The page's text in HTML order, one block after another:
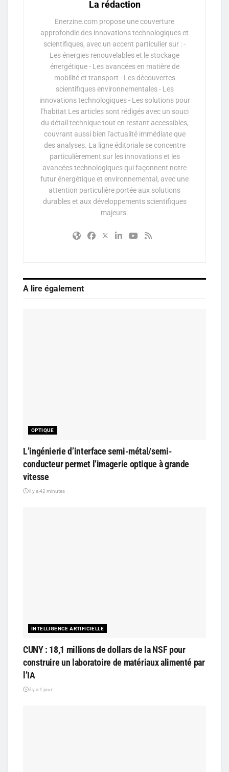
La rédaction
Enerzine.com propose une couverture
approfondie des innovations technologiques et
scientifiques, avec un accent particulier sur : -
Les énergies renouvelables et le stockage
énergétique - Les avancées en matière de
mobilité et transport - Les découvertes
scientifiques environnementales - Les
innovations technologiques - Les solutions pour
l'habitat Les articles sont rédigés avec un souci
du détail technique tout en restant accessibles,
couvrant aussi bien l'actualité immédiate que
des analyses. La ligne éditoriale se concentre
particulièrement sur les innovations et les
avancées technologiques qui façonnent notre
futur énergétique et environnemental, avec une
attention particulière portée aux solutions
durables et aux développements scientifiques
majeurs.
A lire également
OPTIQUE
L’ingénierie d’interface semi-métal/semi-
conducteur permet l’imagerie optique à grande
vitesse
il y a 42 minutes
INTELLIGENCE ARTIFICIELLE
CUNY : 18,1 millions de dollars de la NSF pour
construire un laboratoire de matériaux alimenté par
l’IA
il y a 1 jour